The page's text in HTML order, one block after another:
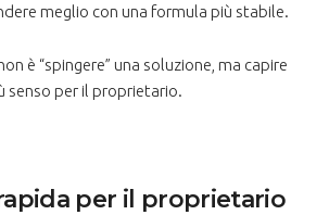
meglio con una formula più stabile.
è “spingere” una soluzione, ma capire
senso per il proprietario.
per il proprietario